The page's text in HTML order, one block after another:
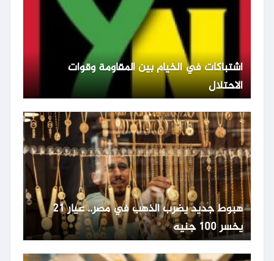
اشتباكات في الخيام بين المقاومة وقوات
الاحتلال
هبوط جديد يضرب الذهب في مصر.. عيار 21
يخسر 100 جنيه